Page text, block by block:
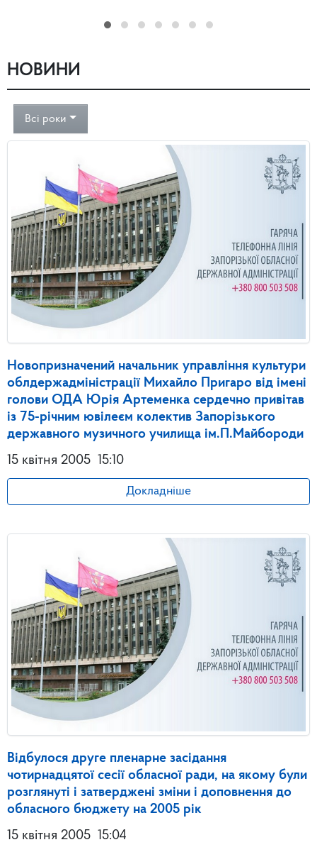
НОВИНИ
Всі роки
Новопризначений начальник управління культури
облдержадміністрації Михайло Пригаро від імені
голови ОДА Юрія Артеменка сердечно привітав
із 75-річним ювілеєм колектив Запорізького
державного музичного училища ім.П.Майбороди
15 квітня 2005 15:10
Докладніше
Відбулося друге пленарне засідання
чотирнадцятої сесії обласної ради, на якому були
розглянуті і затверджені зміни і доповнення до
обласного бюджету на 2005 рік
15 квітня 2005 15:04